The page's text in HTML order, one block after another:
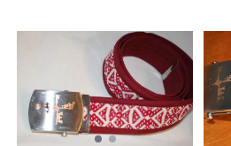
På lager i
cahppes/svart, alit/blå,
ruskes/brun, Ruona,
rukses/rød 2,